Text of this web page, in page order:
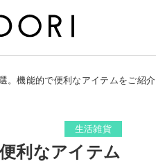
。機能的で便利なアイテムをご紹介
生活雑貨
利なアイテム